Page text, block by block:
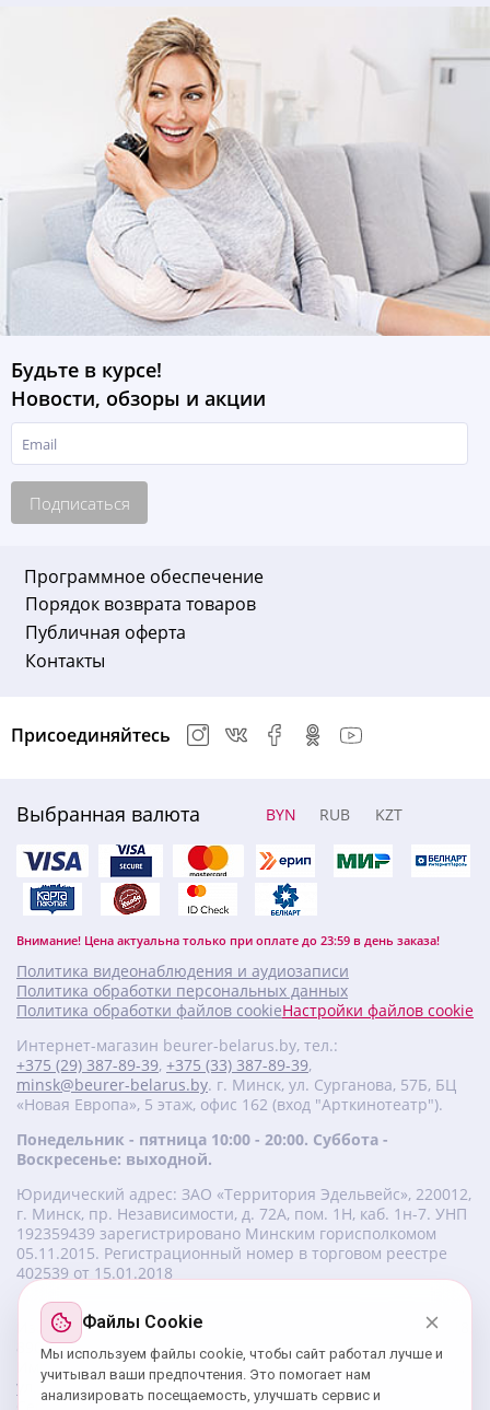
Будьте в курсе!
Новости, обзоры и акции
Подписаться
Программное обеспечение
Порядок возврата товаров
Публичная оферта
Контакты
Выбранная валюта BYN RUB KZT
Внимание! Цена актуальна только при оплате до 23:59 в день заказа!
Присоединяйтесь
Политика видеонаблюдения и аудиозаписи
Политика обработки персональных данных
Политика обработки файлов cookieНастройки файлов cookie
Интернет-магазин beurer-belarus.by, тел.:
+375 (29) 387-89-39, +375 (33) 387-89-39,
minsk@beurer-belarus.by. г. Минск, ул. Сурганова, 57Б, БЦ
«Новая Европа», 5 этаж, офис 162 (вход "Арткинотеатр").
Понедельник - пятница 10:00 - 20:00. Суббота -
Воскресенье: выходной.
Юридический адрес: ЗАО «Территория Эдельвейс», 220012,
г. Минск, пр. Независимости, д. 72А, пом. 1Н, каб. 1н-7. УНП
‎192359439 зарегистрировано Минским горисполкомом
05.11.2015. Регистрационный номер в торговом реестре
402539 от 15.01.2018
Изготовитель beurer: Бойрер Гмбх, Софлингер штрассе 218,
89077-УЛМ, Германия.
Импортер: ЗАО «Территория Эдельвейс», 220056, г. Минск,
ул. 50 лет Победы, д. 8, пом. 56.
Файлы Cookie
Мы используем файлы cookie, чтобы сайт работал лучше и
учитывал ваши предпочтения. Это помогает нам
анализировать посещаемость, улучшать сервис и